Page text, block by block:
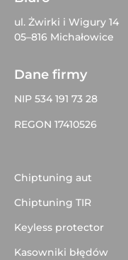
ul. Żwirki i Wigury 14
05–816 Michałowice
Dane firmy
NIP 534 191 73 28
REGON 17410526
Chiptuning aut
Chiptuning TIR
Keyless protector
Kasowniki błędów